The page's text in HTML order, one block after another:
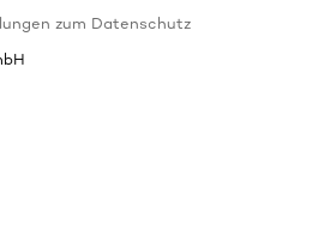
zum Datenschutz